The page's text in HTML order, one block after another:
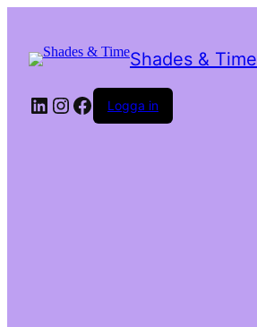
Shades & Time
LinkedIn
Instagram
Facebook
Logga in